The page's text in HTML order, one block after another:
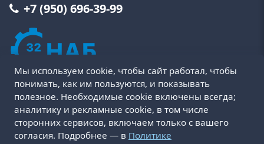
+7 (950) 696-39-99
Пользовательское соглашение
Политика cookie
Мы используем cookie, чтобы сайт работал, чтобы
понимать, как им пользуются, и показывать
полезное. Необходимые cookie включены всегда;
аналитику и рекламные cookie, в том числе
сторонних сервисов, включаем только с вашего
согласия. Подробнее — в Политике